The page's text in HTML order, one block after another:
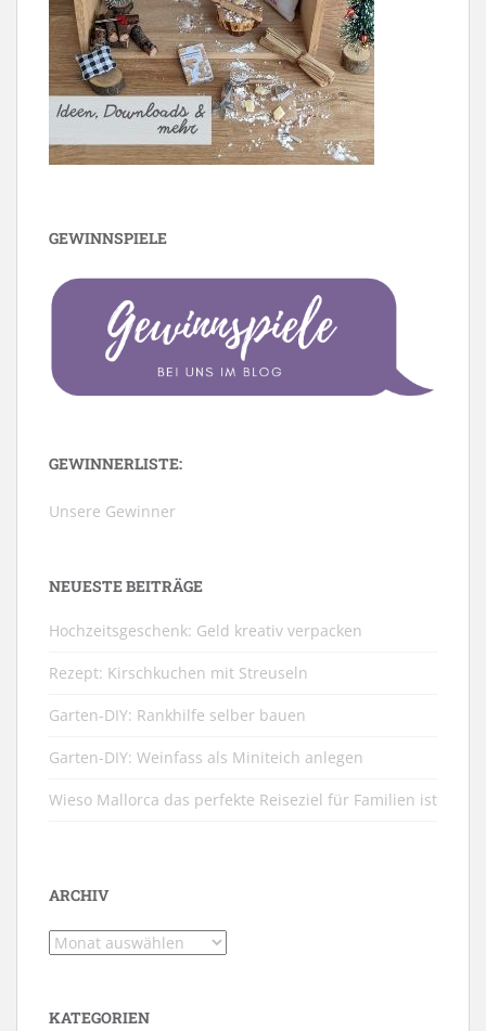
GEWINNSPIELE
GEWINNERLISTE:
Unsere Gewinner
NEUESTE BEITRÄGE
Hochzeitsgeschenk: Geld kreativ verpacken
Rezept: Kirschkuchen mit Streuseln
Garten-DIY: Rankhilfe selber bauen
Garten-DIY: Weinfass als Miniteich anlegen
Wieso Mallorca das perfekte Reiseziel für Familien ist
ARCHIV
Archiv
KATEGORIEN